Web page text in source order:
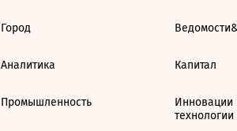
Город
Аналитика
Промышленность
Капитал
Инновации
технологии